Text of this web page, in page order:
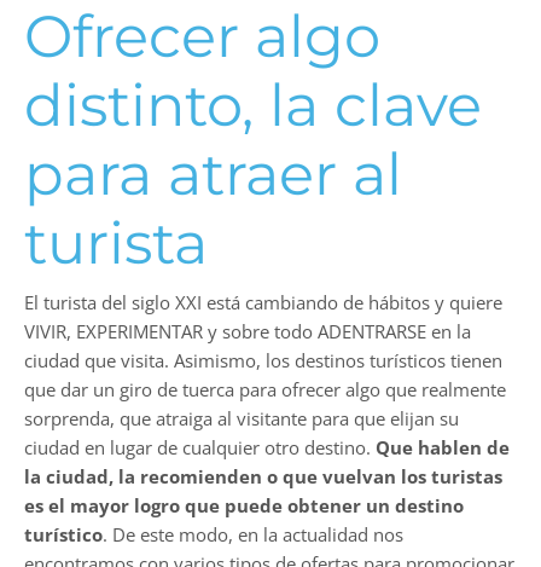
Ofrecer algo
distinto, la clave
para atraer al
turista
El turista del siglo XXI está cambiando de hábitos y quiere
VIVIR, EXPERIMENTAR y sobre todo ADENTRARSE en la
ciudad que visita. Asimismo, los destinos turísticos tienen
que dar un giro de tuerca para ofrecer algo que realmente
sorprenda, que atraiga al visitante para que elijan su
ciudad en lugar de cualquier otro destino. Que hablen de
la ciudad, la recomienden o que vuelvan los turistas
es el mayor logro que puede obtener un destino
turístico. De este modo, en la actualidad nos